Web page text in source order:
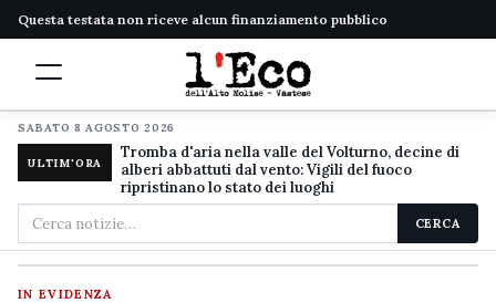
Questa testata non riceve alcun finanziamento pubblico
SABATO 8 AGOSTO 2026
ULTIM'ORA
Tromba d'aria nella valle del Volturno, decine di
alberi abbattuti dal vento: Vigili del fuoco
ripristinano lo stato dei luoghi
Cerca
nel
sito
CERCA
IN EVIDENZA